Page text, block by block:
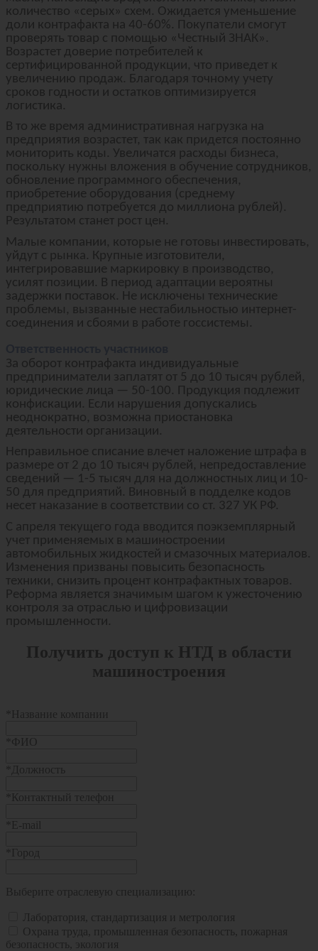
количество «серых» схем. Ожидается уменьшение
доли контрафакта на 40-60%. Покупатели смогут
проверять товар с помощью «Честный ЗНАК».
Возрастет доверие потребителей к
сертифицированной продукции, что приведет к
увеличению продаж. Благодаря точному учету
сроков годности и остатков оптимизируется
логистика.
В то же время административная нагрузка на
предприятия возрастет, так как придется постоянно
мониторить коды. Увеличатся расходы бизнеса,
поскольку нужны вложения в обучение сотрудников,
обновление программного обеспечения,
приобретение оборудования (среднему
предприятию потребуется до миллиона рублей).
Результатом станет рост цен.
Малые компании, которые не готовы инвестировать,
уйдут с рынка. Крупные изготовители,
интегрировавшие маркировку в производство,
усилят позиции. В период адаптации вероятны
задержки поставок. Не исключены технические
проблемы, вызванные нестабильностью интернет-
соединения и сбоями в работе госсистемы.
За оборот контрафакта индивидуальные
предприниматели заплатят от 5 до 10 тысяч рублей,
юридические лица — 50-100. Продукция подлежит
конфискации. Если нарушения допускались
неоднократно, возможна приостановка
деятельности организации.
Неправильное списание влечет наложение штрафа в
размере от 2 до 10 тысяч рублей, непредоставление
сведений — 1-5 тысяч для на должностных лиц и 10-
50 для предприятий. Виновный в подделке кодов
несет наказание в соответствии со ст. 327 УК РФ.
С апреля текущего года вводится поэкземплярный
учет применяемых в машиностроении
автомобильных жидкостей и смазочных материалов.
Изменения призваны повысить безопасность
техники, снизить процент контрафактных товаров.
Реформа является значимым шагом к ужесточению
контроля за отраслью и цифровизации
промышленности.
Получить доступ к НТД в области
машиностроения
Название компании
ФИО
Должность
Контактный телефон
E-mail
Город
Выберите отраслевую специализацию:
Лаборатория, стандартизация и метрология
Охрана труда, промышленная безопасность, пожарная
безопасность, экология